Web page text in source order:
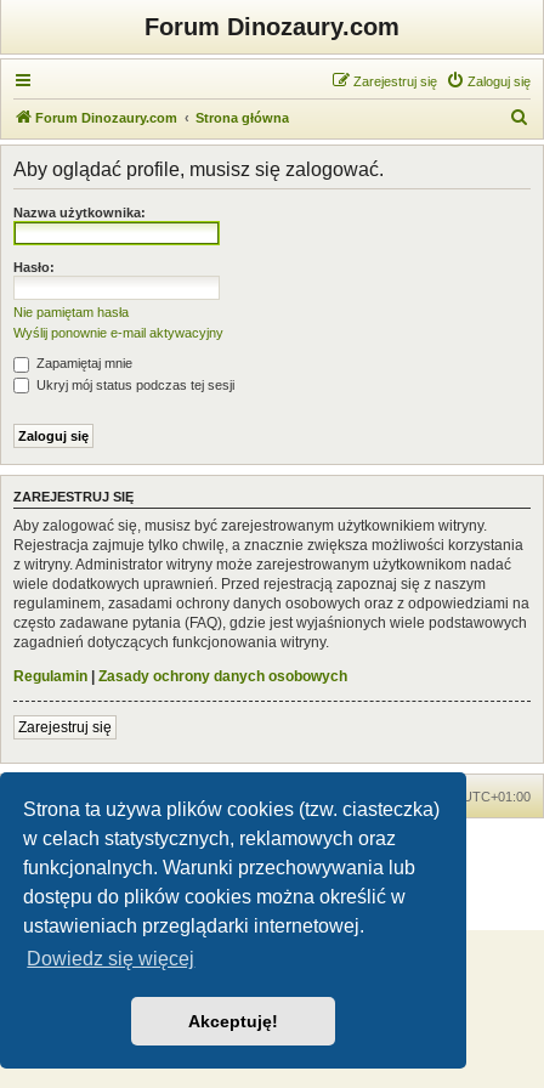
Strona ta używa plików cookies (tzw. ciasteczka)
w celach statystycznych, reklamowych oraz
funkcjonalnych. Warunki przechowywania lub
dostępu do plików cookies można określić w
ustawieniach przeglądarki internetowej.
Dowiedz się więcej
Akceptuję!
Forum Dinozaury.com
Zaloguj się
Zarejestruj się
Forum Dinozaury.com Strona główna
z
Aby oglądać profile, musisz się zalogować.
Nazwa użytkownika:
Hasło:
Nie pamiętam hasła
Wyślij ponownie e-mail aktywacyjny
Zapamiętaj mnie
Ukryj mój status podczas tej sesji
ZAREJESTRUJ SIĘ
Aby zalogować się, musisz być zarejestrowanym użytkownikiem witryny.
Rejestracja zajmuje tylko chwilę, a znacznie zwiększa możliwości korzystania
z witryny. Administrator witryny może zarejestrowanym użytkownikom nadać
wiele dodatkowych uprawnień. Przed rejestracją zapoznaj się z naszym
regulaminem, zasadami ochrony danych osobowych oraz z odpowiedziami na
często zadawane pytania (FAQ), gdzie jest wyjaśnionych wiele podstawowych
zagadnień dotyczących funkcjonowania witryny.
Regulamin | Zasady ochrony danych osobowych
Zarejestruj się
UTC+01:00
Dinozaury.com© 2006-2020
Technologię dostarczaphpBB® Forum Software © phpBB Limited
Zasady ochrony danych osobowych|Regulamin